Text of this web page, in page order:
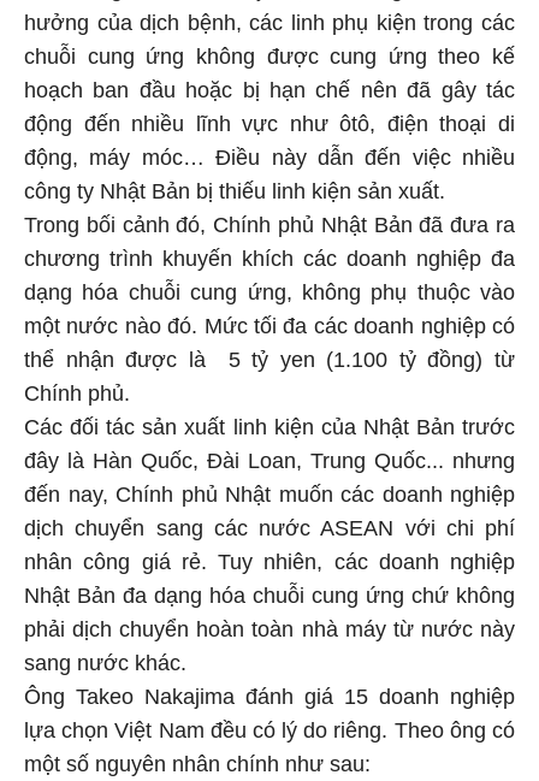
hưởng của dịch bệnh, các linh phụ kiện trong các
chuỗi cung ứng không được cung ứng theo kế
hoạch ban đầu hoặc bị hạn chế nên đã gây tác
động đến nhiều lĩnh vực như ôtô, điện thoại di
động, máy móc… Điều này dẫn đến việc nhiều
công ty Nhật Bản bị thiếu linh kiện sản xuất.
Trong bối cảnh đó, Chính phủ Nhật Bản đã đưa ra
chương trình khuyến khích các doanh nghiệp đa
dạng hóa chuỗi cung ứng, không phụ thuộc vào
một nước nào đó. Mức tối đa các doanh nghiệp có
thể nhận được là 5 tỷ yen (1.100 tỷ đồng) từ
Chính phủ.
Các đối tác sản xuất linh kiện của Nhật Bản trước
đây là Hàn Quốc, Đài Loan, Trung Quốc... nhưng
đến nay, Chính phủ Nhật muốn các doanh nghiệp
dịch chuyển sang các nước ASEAN với chi phí
nhân công giá rẻ. Tuy nhiên, các doanh nghiệp
Nhật Bản đa dạng hóa chuỗi cung ứng chứ không
phải dịch chuyển hoàn toàn nhà máy từ nước này
sang nước khác.
Ông Takeo Nakajima đánh giá 15 doanh nghiệp
lựa chọn Việt Nam đều có lý do riêng. Theo ông có
một số nguyên nhân chính như sau: